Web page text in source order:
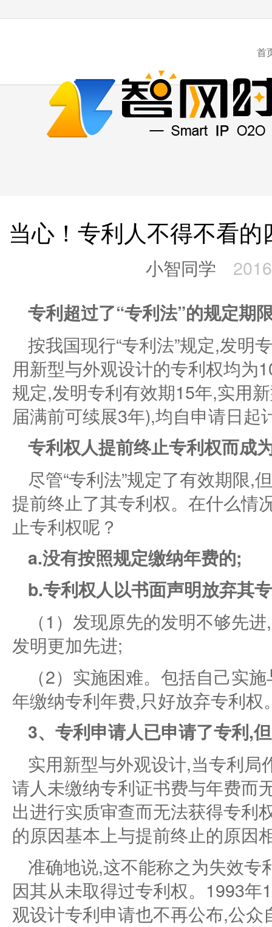
首
当心！专利人不得不看
小智同学
专利超过了“专利法”的规定期
按我国现行“专利法”规定,发明
用新型与外观设计的专利权均为
规定,发明专利有效期15年,实用
届满前可续展3年),均自申请日起
专利权人提前终止专利权而成
尽管“专利法”规定了有效期限,
提前终止了其专利权。在什么情
止专利权呢？
a.没有按照规定缴纳年费的;
b.专利权人以书面声明放弃其
（1）发现原先的发明不够先
发明更加先进;
（2）实施困难。包括自己实
年缴纳专利年费,只好放弃专利权
3、专利申请人已申请了专利,
实用新型与外观设计,当专利
请人未缴纳专利证书费与年费而
出进行实质审查而无法获得专利
的原因基本上与提前终止的原因
准确地说,这不能称之为失效专
因其从未取得过专利权。1993
观设计专利申请也不再公布,公